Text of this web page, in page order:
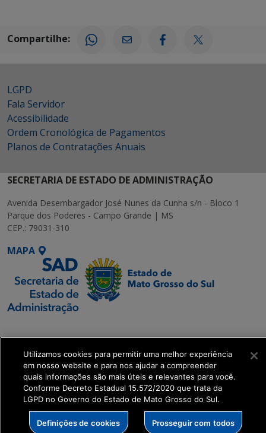
Compartilhe:
LGPD
Fala Servidor
Acessibilidade
Ordem Cronológica de Pagamentos
Planos de Contratações Anuais
SECRETARIA DE ESTADO DE ADMINISTRAÇÃO
Avenida Desembargador José Nunes da Cunha s/n - Bloco 1
Parque dos Poderes - Campo Grande | MS
CEP.: 79031-310
MAPA
Transformação Digital
get_footer();
Utilizamos cookies para permitir uma melhor experiência
em nosso website e para nos ajudar a compreender
quais informações são mais úteis e relevantes para você.
Conforme Decreto Estadual 15.572/2020 que trata da
LGPD no Governo do Estado de Mato Grosso do Sul.
Definições de cookies Prosseguir com todos